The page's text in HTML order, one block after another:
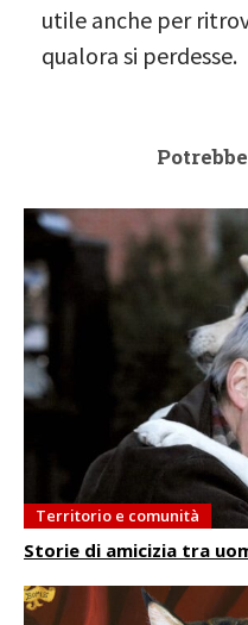
utile anche per
qualora si perdesse.
Territorio e comunità
Storie di amicizia tra